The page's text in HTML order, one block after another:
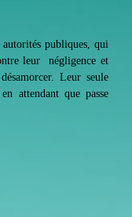
publiques, qui
leur négligence et
Leur seule
attendant que passe